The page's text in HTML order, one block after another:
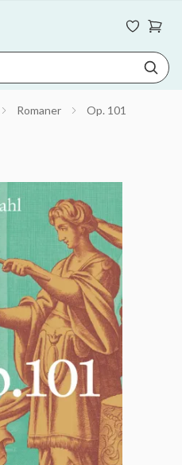
Romaner Op. 101